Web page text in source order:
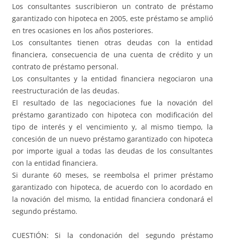
Los consultantes suscribieron un contrato de préstamo
garantizado con hipoteca en 2005, este préstamo se amplió
en tres ocasiones en los años posteriores.
Los consultantes tienen otras deudas con la entidad
financiera, consecuencia de una cuenta de crédito y un
contrato de préstamo personal.
Los consultantes y la entidad financiera negociaron una
reestructuración de las deudas.
El resultado de las negociaciones fue la novación del
préstamo garantizado con hipoteca con modificación del
tipo de interés y el vencimiento y, al mismo tiempo, la
concesión de un nuevo préstamo garantizado con hipoteca
por importe igual a todas las deudas de los consultantes
con la entidad financiera.
Si durante 60 meses, se reembolsa el primer préstamo
garantizado con hipoteca, de acuerdo con lo acordado en
la novación del mismo, la entidad financiera condonará el
segundo préstamo.
CUESTIÓN: Si la condonación del segundo préstamo